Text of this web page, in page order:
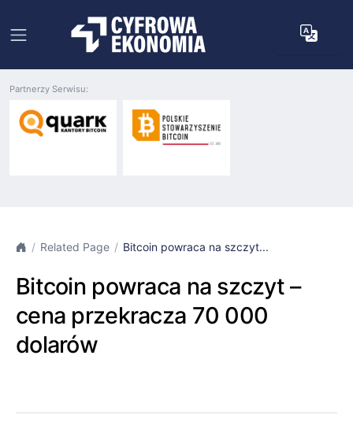
Partnerzy Serwisu:
Related Page Bitcoin powraca na szczyt...
Bitcoin powraca na szczyt –
cena przekracza 70 000
dolarów